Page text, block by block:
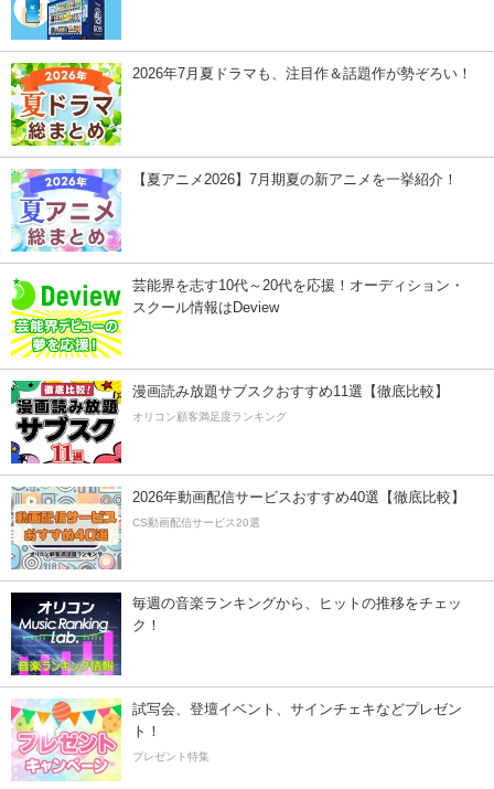
2026年7月夏ドラマも、注目作＆話題作が勢ぞろい！
【夏アニメ2026】7月期夏の新アニメを一挙紹介！
芸能界を志す10代～20代を応援！オーディション・
スクール情報はDeview
漫画読み放題サブスクおすすめ11選【徹底比較】
オリコン顧客満足度ランキング
2026年動画配信サービスおすすめ40選【徹底比較】
CS動画配信サービス20選
毎週の音楽ランキングから、ヒットの推移をチェッ
ク！
試写会、登壇イベント、サインチェキなどプレゼン
ト！
プレゼント特集